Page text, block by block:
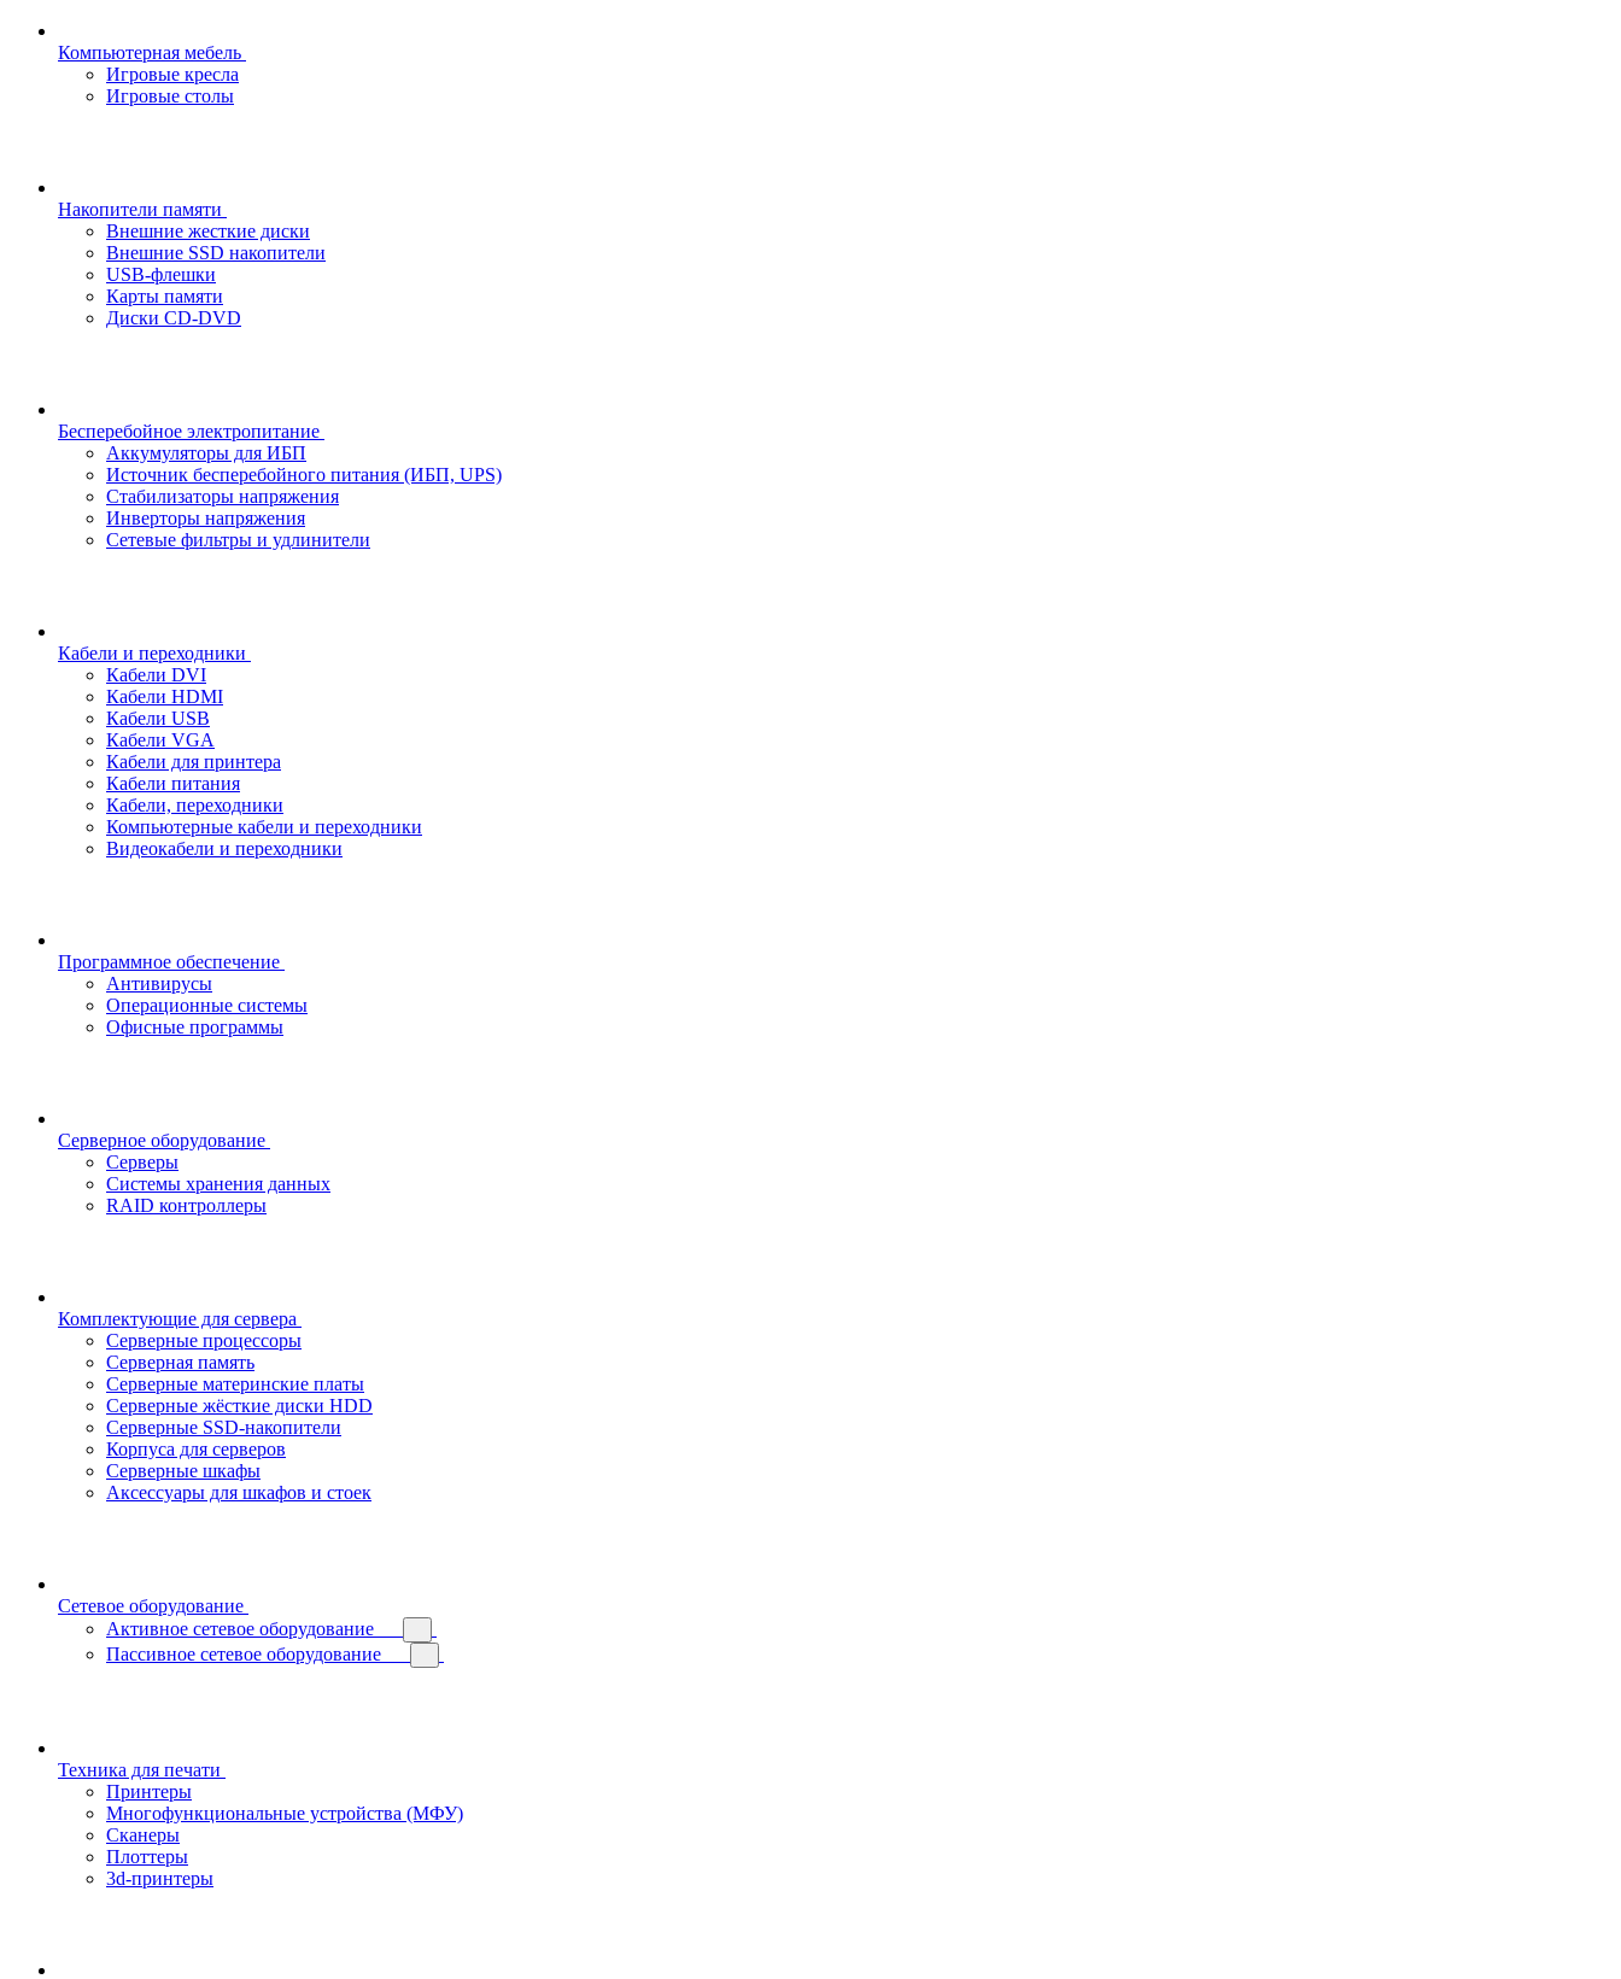
Компьютерная мебель
Игровые кресла
Игровые столы
Накопители памяти
Внешние жесткие диски
Внешние SSD накопители
USB-флешки
Карты памяти
Диски CD-DVD
Бесперебойное электропитание
Аккумуляторы для ИБП
Источник бесперебойного питания (ИБП, UPS)
Стабилизаторы напряжения
Инверторы напряжения
Сетевые фильтры и удлинители
Кабели и переходники
Кабели DVI
Кабели HDMI
Кабели USB
Кабели VGA
Кабели для принтера
Кабели питания
Кабели, переходники
Компьютерные кабели и переходники
Видеокабели и переходники
Программное обеспечение
Антивирусы
Операционные системы
Офисные программы
Серверное оборудование
Серверы
Системы хранения данных
RAID контроллеры
Комплектующие для сервера
Серверные процессоры
Серверная память
Серверные материнские платы
Серверные жёсткие диски HDD
Серверные SSD-накопители
Корпуса для серверов
Серверные шкафы
Аксессуары для шкафов и стоек
Сетевое оборудование
Активное сетевое оборудование
Пассивное сетевое оборудование
Техника для печати
Принтеры
Многофункциональные устройства (МФУ)
Сканеры
Плоттеры
3d-принтеры